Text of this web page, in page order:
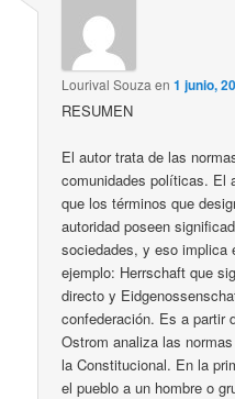
Lourival Souza en1 junio,
RESUMEN
El autor trata de las
comunidades políticas. El
que los términos que
autoridad poseen
sociedades, y eso implica
ejemplo: Herrschaft que
directo y
confederación. Es a partir
Ostrom analiza las
la Constitucional. En la
el pueblo a un hombre o